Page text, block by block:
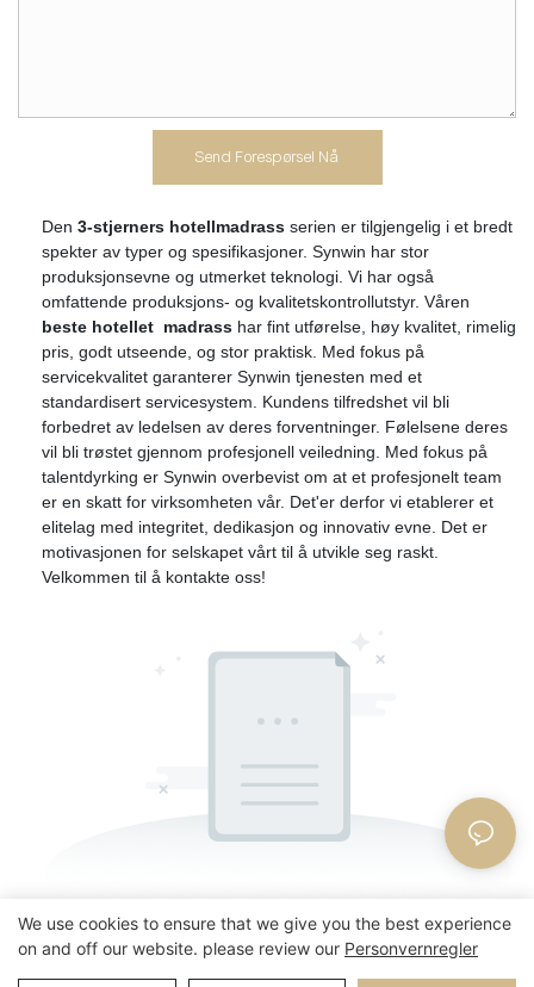
Send Forespørsel Nå
Den 3-stjerners hotellmadrass serien er tilgjengelig i et bredt
spekter av typer og spesifikasjoner. Synwin har stor
produksjonsevne og utmerket teknologi. Vi har også
omfattende produksjons- og kvalitetskontrollutstyr. Våren
beste hotellet madrass har fint utførelse, høy kvalitet, rimelig
pris, godt utseende, og stor praktisk. Med fokus på
servicekvalitet garanterer Synwin tjenesten med et
standardisert servicesystem. Kundens tilfredshet vil bli
forbedret av ledelsen av deres forventninger. Følelsene deres
vil bli trøstet gjennom profesjonell veiledning. Med fokus på
talentdyrking er Synwin overbevist om at et profesjonelt team
er en skatt for virksomheten vår. Det'er derfor vi etablerer et
elitelag med integritet, dedikasjon og innovativ evne. Det er
motivasjonen for selskapet vårt til å utvikle seg raskt.
Velkommen til å kontakte oss!
We use cookies to ensure that we give you the best experience
on and off our website. please review our Personvernregler